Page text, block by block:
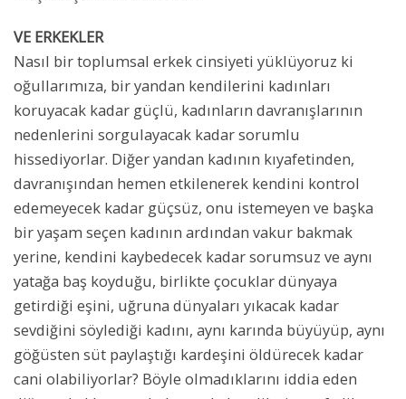
VE ERKEKLER
Nasıl bir toplumsal erkek cinsiyeti yüklüyoruz ki
oğullarımıza, bir yandan kendilerini kadınları
koruyacak kadar güçlü, kadınların davranışlarının
nedenlerini sorgulayacak kadar sorumlu
hissediyorlar. Diğer yandan kadının kıyafetinden,
davranışından hemen etkilenerek kendini kontrol
edemeyecek kadar güçsüz, onu istemeyen ve başka
bir yaşam seçen kadının ardından vakur bakmak
yerine, kendini kaybedecek kadar sorumsuz ve aynı
yatağa baş koyduğu, birlikte çocuklar dünyaya
getirdiği eşini, uğruna dünyaları yıkacak kadar
sevdiğini söylediği kadını, aynı karında büyüyüp, aynı
göğüsten süt paylaştığı kardeşini öldürecek kadar
cani olabiliyorlar? Böyle olmadıklarını iddia eden